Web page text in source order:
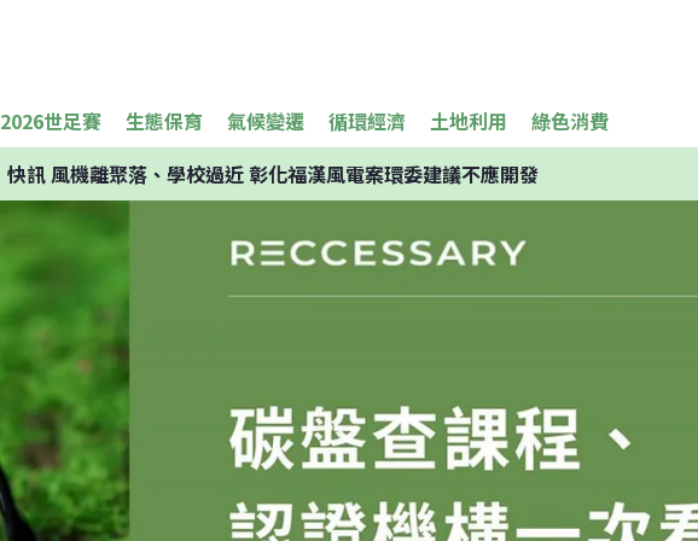
2026世足賽 生態保育 氣候變遷 循環經濟 土地利用 綠色消費
快訊風機離聚落、學校過近 彰化福漢風電案環委建議不應開發